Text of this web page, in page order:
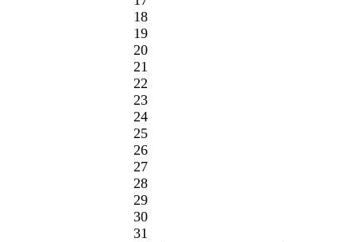
18
19
20
21
22
23
24
25
26
27
28
29
30
31